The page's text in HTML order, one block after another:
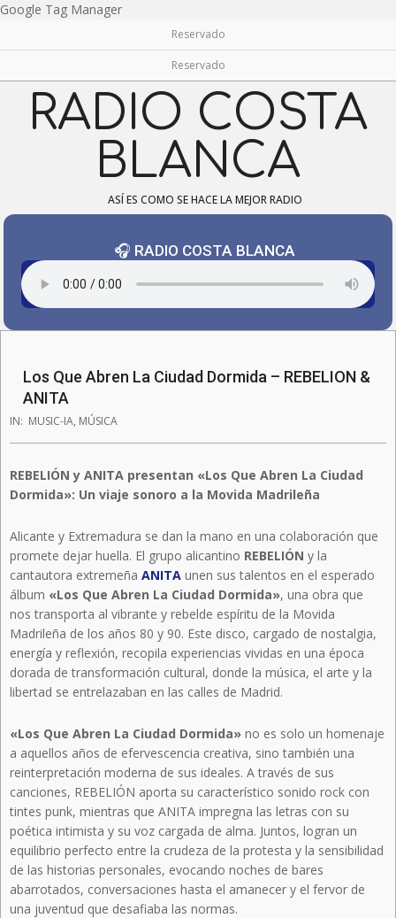
Google Tag ManagerSkip
content
Reservado
Reservado
RADIO COSTA
BLANCA
ASÍ ES COMO SE HACE LA MEJOR RADIO
🎧 RADIO COSTA BLANCA
Los Que Abren La Ciudad Dormida – REBELION &
ANITA
IN: MUSIC-IA, MÚSICA
REBELIÓN y ANITA presentan «Los Que Abren La Ciudad
Dormida»: Un viaje sonoro a la Movida Madrileña
Alicante y Extremadura se dan la mano en una colaboración que
promete dejar huella. El grupo alicantino REBELIÓN y la
cantautora extremeña ANITA unen sus talentos en el esperado
álbum «Los Que Abren La Ciudad Dormida», una obra que
nos transporta al vibrante y rebelde espíritu de la Movida
Madrileña de los años 80 y 90. Este disco, cargado de nostalgia,
energía y reflexión, recopila experiencias vividas en una época
dorada de transformación cultural, donde la música, el arte y la
libertad se entrelazaban en las calles de Madrid.
«Los Que Abren La Ciudad Dormida» no es solo un homenaje
a aquellos años de efervescencia creativa, sino también una
reinterpretación moderna de sus ideales. A través de sus
canciones, REBELIÓN aporta su característico sonido rock con
tintes punk, mientras que ANITA impregna las letras con su
poética intimista y su voz cargada de alma. Juntos, logran un
equilibrio perfecto entre la crudeza de la protesta y la sensibilidad
de las historias personales, evocando noches de bares
abarrotados, conversaciones hasta el amanecer y el fervor de
una juventud que desafiaba las normas.